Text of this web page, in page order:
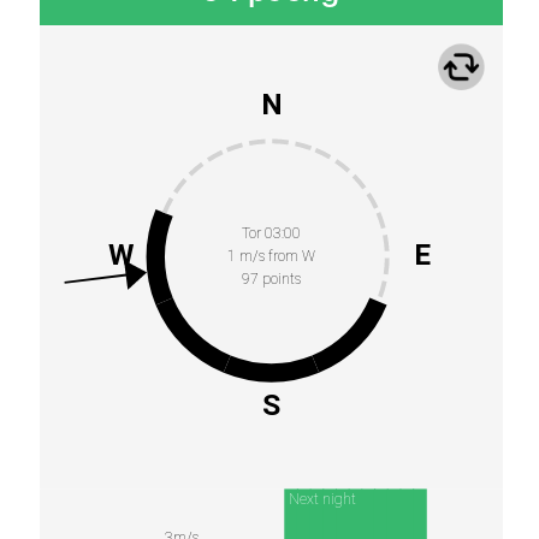
Tor 03:00
1 m/s from W
97 points
N
E
S
W
Next night